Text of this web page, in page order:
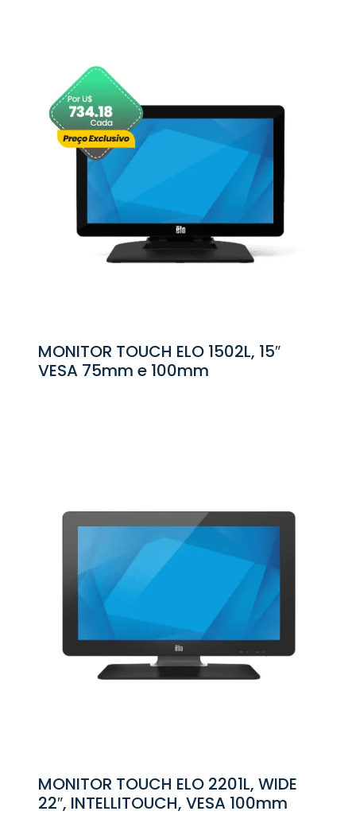
MONITOR TOUCH ELO 1502L, 15″
VESA 75mm e 100mm
MONITOR TOUCH ELO 2201L, WIDE
22″, INTELLITOUCH, VESA 100mm